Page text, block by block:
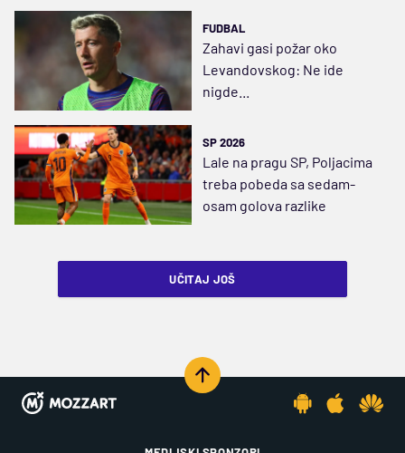
FUDBAL
Zahavi gasi požar oko
Levandovskog: Ne ide
nigde...
SP 2026
Lale na pragu SP, Poljacima
treba pobeda sa sedam-
osam golova razlike
UČITAJ JOŠ